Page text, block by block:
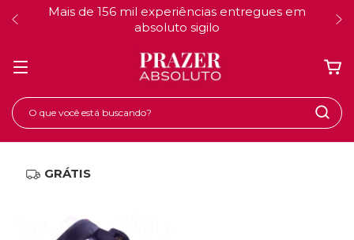
Você merece um novo prazer
GRÁTIS